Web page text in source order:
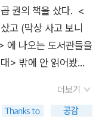
거야? 이유가 뭐
인이 있는 게 당연하
많은 이유 표현이 생
‘-(으)ㄴ 끝에’, ‘-(으)
. 이미 벌어진 일에
들어야 직성이 풀리
하면 무기계약직이
은일을 하면서도 일
...​'다른 강사분들도 잘
학생들이 돈을 내고,
을 잊지 마세요. 학생
여러분은 여기서 일
권의 책을 샀다. <
고 (막상 사고 보니
에 나오는 도서관들을
> 밖에 안 읽어봤는
반까지 즐겁게 읽었
지 못하고 말았다. ㅠ
더보기